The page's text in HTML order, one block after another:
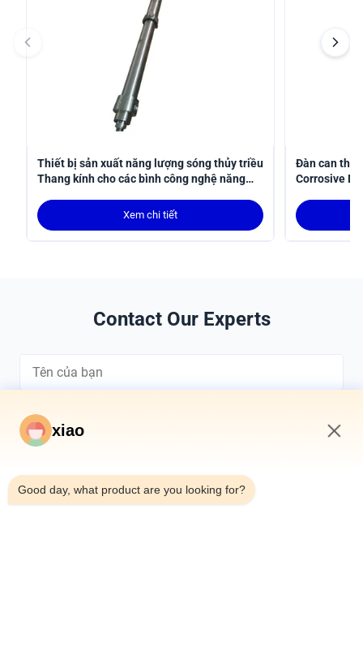
Thiết bị sản xuất năng lượng sóng thủy triều
Thang kính cho các bình công nghệ năng
Xem chi tiết
Đàn can
Corrosive
Contact Our Experts
*
xiao
Good day, what product are you looking for?